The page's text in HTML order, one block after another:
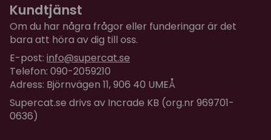
Kundtjänst
Om du har några frågor eller funderingar är det
bara att höra av dig till oss.
E-post: info@supercat.se
Telefon: 090-2059210
Adress: Björnvägen 11, 906 40 UMEÅ
Supercat.se drivs av Incrade KB (org.nr 969701-
0636)